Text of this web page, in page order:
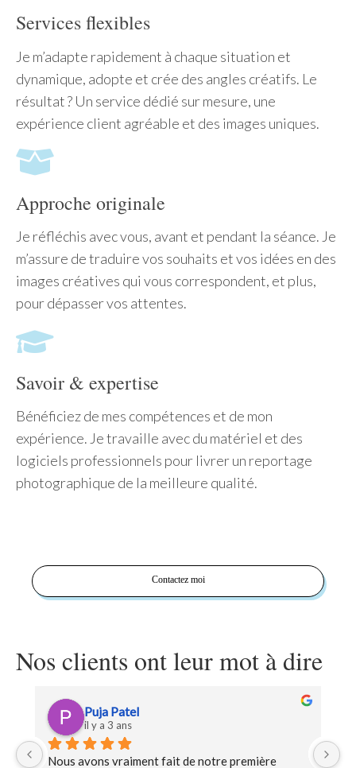
Services flexibles
Je m’adapte rapidement à chaque situation et
dynamique, adopte et crée des angles créatifs. Le
résultat ? Un service dédié sur mesure, une
expérience client agréable et des images uniques.
Approche originale
Je réfléchis avec vous, avant et pendant la séance. Je
m’assure de traduire vos souhaits et vos idées en des
images créatives qui vous correspondent, et plus,
pour dépasser vos attentes.
Savoir & expertise
Bénéficiez de mes compétences et de mon
expérience. Je travaille avec du matériel et des
logiciels professionnels pour livrer un reportage
photographique de la meilleure qualité.
Contactez moi
Nos clients ont leur mot à dire
Puja Patel
il y a 3 ans
Nous avons vraiment fait de notre première